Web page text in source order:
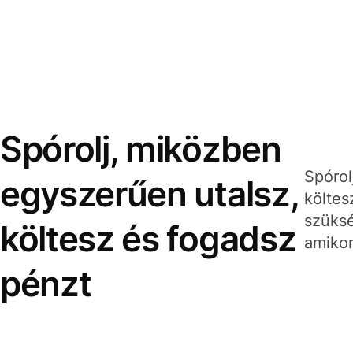
Spórolj, miközben
egyszerűen utalsz,
költesz és fogadsz
pénzt